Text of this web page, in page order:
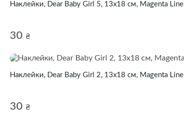
Наклейки, Dear Baby Girl 5, 13х18 см, Magenta Line
30 ₴
Наклейки, Dear Baby Girl 2, 13х18 см, Magenta Line
30 ₴